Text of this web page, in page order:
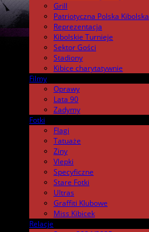
Grill
Patriotyczna Polska Kibolska
Reprezentacja
Kibolskie Turnieje
Sektor Gości
Stadiony
Kibice charytatywnie
Filmy
Oprawy
Lata 90
Zadymy
Fotki
Flagi
Tatuaże
Ziny
Vlepki
Specyficzne
Stare Fotki
Ultras
Graffiti Klubowe
Miss Kibicek
Relacje